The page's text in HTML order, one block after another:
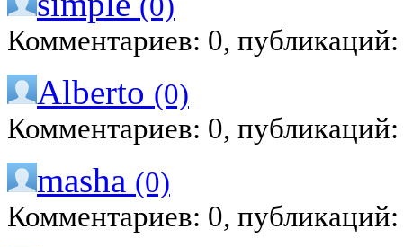
Комментариев: 0,
Alberto (0)
Комментариев: 0,
masha (0)
Комментариев: 0,